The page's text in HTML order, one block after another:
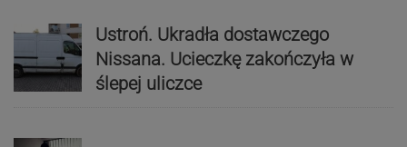
Ustroń. Ukradła dostawczego
Nissana. Ucieczkę zakończyła w
ślepej uliczce